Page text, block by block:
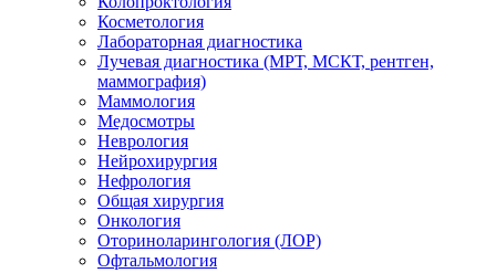
Косметология
Лабораторная диагностика
Лучевая диагностика (МРТ, МСКТ, рентген,
маммография)
Маммология
Медосмотры
Неврология
Нейрохирургия
Нефрология
Общая хирургия
Онкология
Оториноларингология (ЛОР)
Офтальмология